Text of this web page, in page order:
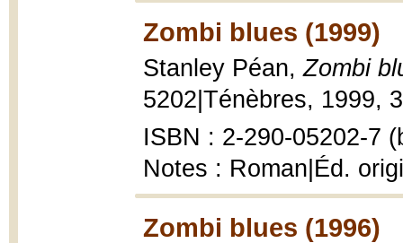
Zombi blues (1999)
Stanley Péan,Zombi
5202|Ténèbres, 1999,
ISBN : 2-290-05202-7
Notes : Roman|Éd.
Zombi blues (1996)